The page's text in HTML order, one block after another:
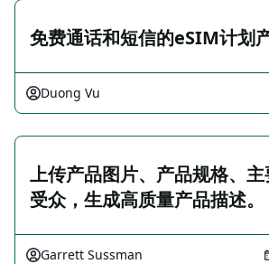
免费通话和短信的eSIM计划
Duong Vu
上传产品图片、产品规格、
受众，生成高质量产品描述。
Garrett Sussman